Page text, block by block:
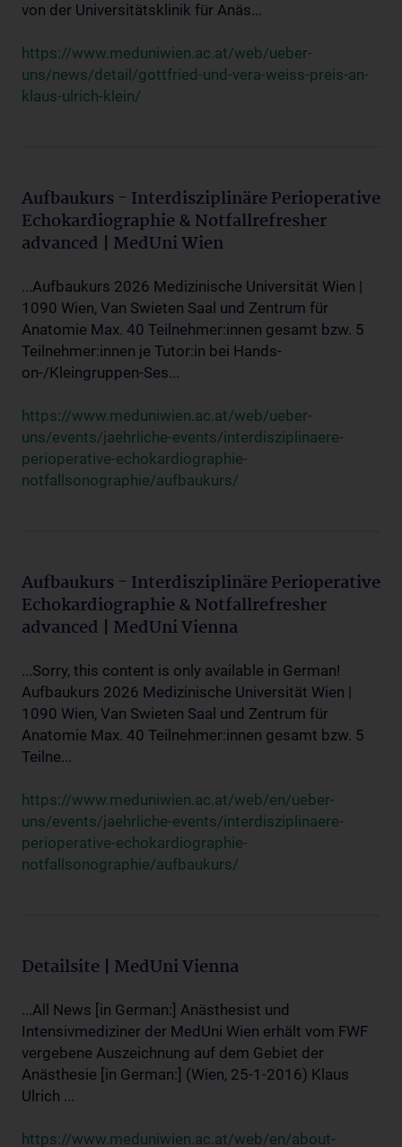
von der Universitätsklinik für Anäs...
https://www.meduniwien.ac.at/web/ueber-
uns/news/detail/gottfried-und-vera-weiss-preis-an-
klaus-ulrich-klein/
Aufbaukurs - Interdisziplinäre Perioperative
Echokardiographie & Notfallrefresher
advanced | MedUni Wien
...Aufbaukurs 2026 Medizinische Universität Wien |
1090 Wien, Van Swieten Saal und Zentrum für
Anatomie Max. 40 Teilnehmer:innen gesamt bzw. 5
Teilnehmer:innen je Tutor:in bei Hands-
on-/Kleingruppen-Ses...
https://www.meduniwien.ac.at/web/ueber-
uns/events/jaehrliche-events/interdisziplinaere-
perioperative-echokardiographie-
notfallsonographie/aufbaukurs/
Aufbaukurs - Interdisziplinäre Perioperative
Echokardiographie & Notfallrefresher
advanced | MedUni Vienna
...Sorry, this content is only available in German!
Aufbaukurs 2026 Medizinische Universität Wien |
1090 Wien, Van Swieten Saal und Zentrum für
Anatomie Max. 40 Teilnehmer:innen gesamt bzw. 5
Teilne...
https://www.meduniwien.ac.at/web/en/ueber-
uns/events/jaehrliche-events/interdisziplinaere-
perioperative-echokardiographie-
notfallsonographie/aufbaukurs/
Detailsite | MedUni Vienna
...All News [in German:] Anästhesist und
Intensivmediziner der MedUni Wien erhält vom FWF
vergebene Auszeichnung auf dem Gebiet der
Anästhesie [in German:] (Wien, 25-1-2016) Klaus
Ulrich ...
https://www.meduniwien.ac.at/web/en/about-